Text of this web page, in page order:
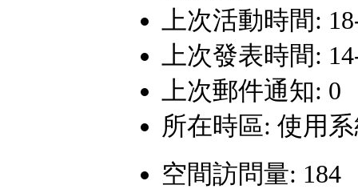
上次活動時間:
上次發表時間:
上次郵件通知: 0
所在時區: 使用
空間訪問量: 184